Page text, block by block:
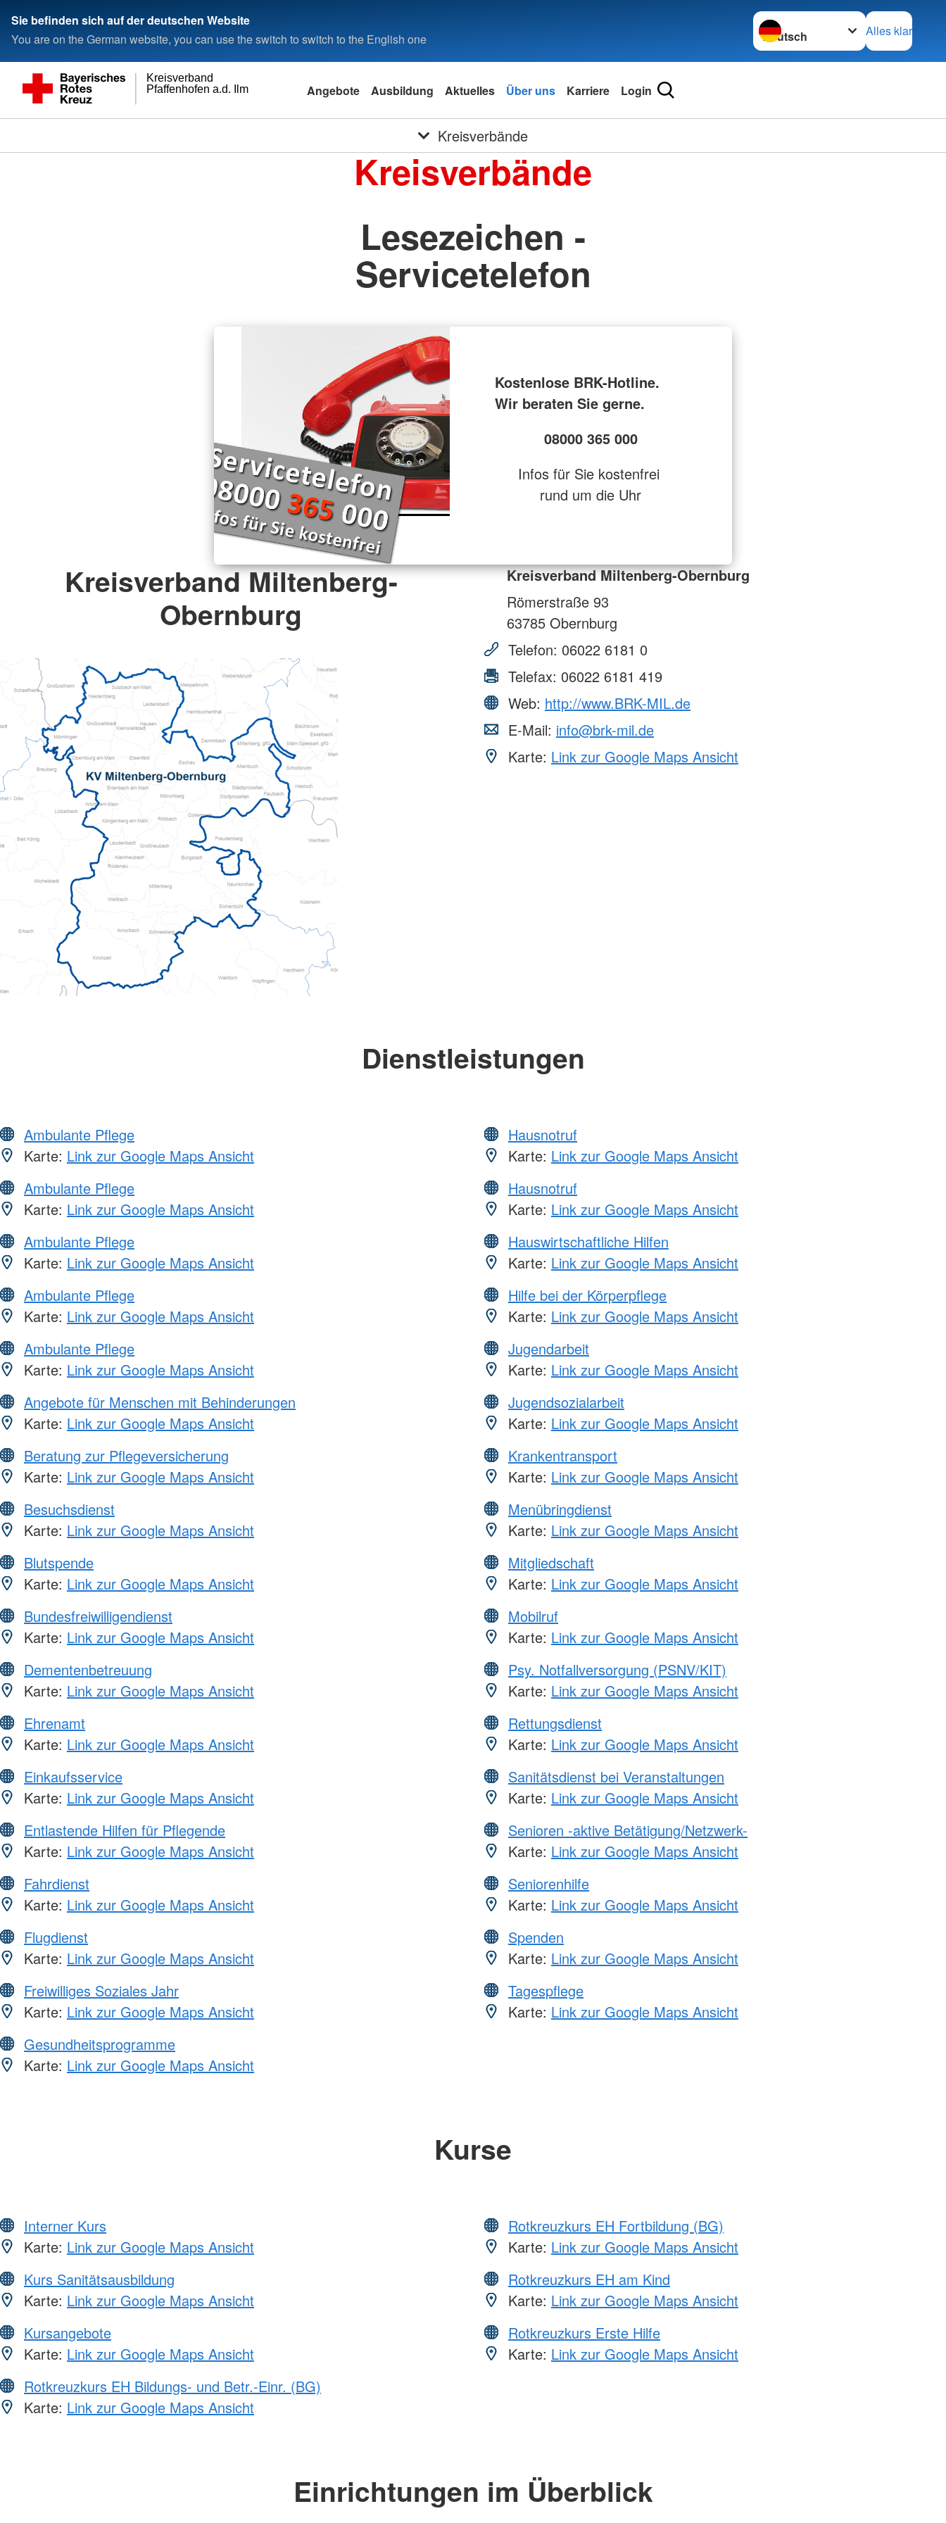
Sie befinden sich auf der deutschen Website
You are on the German website, you can use the switch to switch to the English one
Sprache wechseln zu
Alles klar
Pfaffenhofen a.d. Ilm
Kreisverband
Angebote Ausbildung Aktuelles Über uns Karriere Login
Kreisverbände
Kreisverbände
Lesezeichen -
Servicetelefon
Kostenlose BRK-Hotline.
Wir beraten Sie gerne.
08000 365 000
Infos für Sie kostenfrei
rund um die Uhr
Kreisverband Miltenberg-
Obernburg
Kreisverband Miltenberg-Obernburg
Römerstraße 93
63785 Obernburg
Telefon: 06022 6181 0
Telefax: 06022 6181 419
Web: http://www.BRK-MIL.de
E-Mail: info@brk-mil.de
Karte: Link zur Google Maps Ansicht
Dienstleistungen
Ambulante Pflege
Karte: Link zur Google Maps Ansicht
Ambulante Pflege
Karte: Link zur Google Maps Ansicht
Ambulante Pflege
Karte: Link zur Google Maps Ansicht
Ambulante Pflege
Karte: Link zur Google Maps Ansicht
Ambulante Pflege
Karte: Link zur Google Maps Ansicht
Angebote für Menschen mit Behinderungen
Karte: Link zur Google Maps Ansicht
Beratung zur Pflegeversicherung
Karte: Link zur Google Maps Ansicht
Besuchsdienst
Karte: Link zur Google Maps Ansicht
Blutspende
Karte: Link zur Google Maps Ansicht
Bundesfreiwilligendienst
Karte: Link zur Google Maps Ansicht
Dementenbetreuung
Karte: Link zur Google Maps Ansicht
Ehrenamt
Karte: Link zur Google Maps Ansicht
Einkaufsservice
Karte: Link zur Google Maps Ansicht
Entlastende Hilfen für Pflegende
Karte: Link zur Google Maps Ansicht
Fahrdienst
Karte: Link zur Google Maps Ansicht
Flugdienst
Karte: Link zur Google Maps Ansicht
Freiwilliges Soziales Jahr
Karte: Link zur Google Maps Ansicht
Gesundheitsprogramme
Karte: Link zur Google Maps Ansicht
Hausnotruf
Karte: Link zur Google Maps Ansicht
Hausnotruf
Karte: Link zur Google Maps Ansicht
Hauswirtschaftliche Hilfen
Karte: Link zur Google Maps Ansicht
Hilfe bei der Körperpflege
Karte: Link zur Google Maps Ansicht
Jugendarbeit
Karte: Link zur Google Maps Ansicht
Jugendsozialarbeit
Karte: Link zur Google Maps Ansicht
Krankentransport
Karte: Link zur Google Maps Ansicht
Menübringdienst
Karte: Link zur Google Maps Ansicht
Mitgliedschaft
Karte: Link zur Google Maps Ansicht
Mobilruf
Karte: Link zur Google Maps Ansicht
Psy. Notfallversorgung (PSNV/KIT)
Karte: Link zur Google Maps Ansicht
Rettungsdienst
Karte: Link zur Google Maps Ansicht
Sanitätsdienst bei Veranstaltungen
Karte: Link zur Google Maps Ansicht
Senioren -aktive Betätigung/Netzwerk-
Karte: Link zur Google Maps Ansicht
Seniorenhilfe
Karte: Link zur Google Maps Ansicht
Spenden
Karte: Link zur Google Maps Ansicht
Tagespflege
Karte: Link zur Google Maps Ansicht
Kurse
Interner Kurs
Karte: Link zur Google Maps Ansicht
Kurs Sanitätsausbildung
Karte: Link zur Google Maps Ansicht
Kursangebote
Karte: Link zur Google Maps Ansicht
Rotkreuzkurs EH Bildungs- und Betr.-Einr. (BG)
Karte: Link zur Google Maps Ansicht
Rotkreuzkurs EH Fortbildung (BG)
Karte: Link zur Google Maps Ansicht
Rotkreuzkurs EH am Kind
Karte: Link zur Google Maps Ansicht
Rotkreuzkurs Erste Hilfe
Karte: Link zur Google Maps Ansicht
Einrichtungen im Überblick